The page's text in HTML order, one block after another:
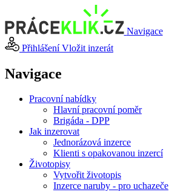
Navigace
PřihlášeníVložit inzerát
Navigace
Pracovní nabídky
Hlavní pracovní poměr
Brigáda - DPP
Jak inzerovat
Jednorázová inzerce
Klienti s opakovanou inzercí
Životopisy
Vytvořit životopis
Inzerce naruby - pro uchazeče